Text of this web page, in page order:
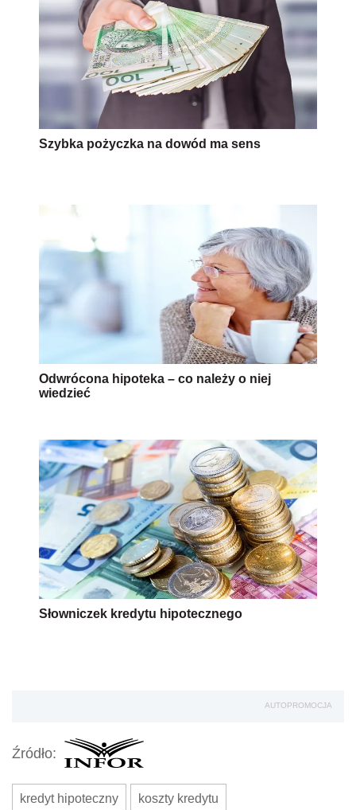
Szybka pożyczka na dowód ma sens
Odwrócona hipoteka – co należy o niej
wiedzieć
Słowniczek kredytu hipotecznego
AUTOPROMOCJA
Źródło:
kredyt hipoteczny koszty kredytu